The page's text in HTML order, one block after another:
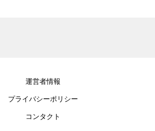
運営者情報
プライバシーポリシー
コンタクト